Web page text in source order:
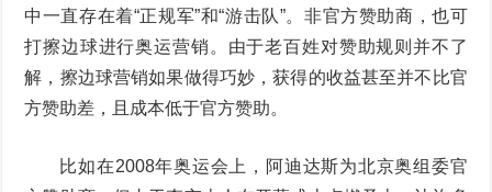
中一直存在着“正规军”和“游击队”。非官方赞助商，也可
打擦边球进行奥运营销。由于老百姓对赞助规则并不了
解，擦边球营销如果做得巧妙，获得的收益甚至并不比官
方赞助差，且成本低于官方赞助。
比如在2008年奥运会上，阿迪达斯为北京奥组委官